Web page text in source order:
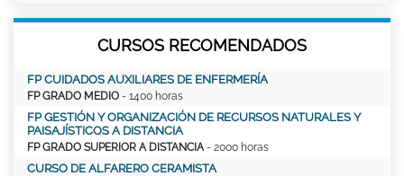
CURSOS RECOMENDADOS
FP CUIDADOS AUXILIARES DE ENFERMERÍA
FP GRADO MEDIO - 1400 horas
FP GESTIÓN Y ORGANIZACIÓN DE RECURSOS NATURALES Y
PAISAJÍSTICOS A DISTANCIA
FP GRADO SUPERIOR A DISTANCIA - 2000 horas
CURSO DE ALFARERO CERAMISTA